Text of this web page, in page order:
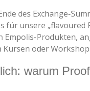
des Exchange-
für unsere „flavoured
Empolis-Produkten,
Kursen oder
warum